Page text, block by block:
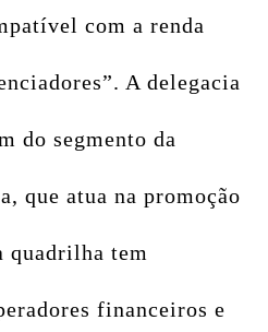
com a renda
A delegacia
do segmento da
que atua na promoção
quadrilha tem
financeiros e